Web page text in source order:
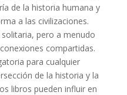
de la historia humana y
a las civilizaciones.
pero a menudo
compartidas.
para cualquier
de la historia y la
libros pueden influir en